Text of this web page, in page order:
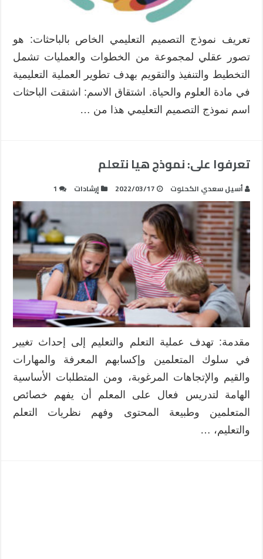
تعريف نموذج التصميم التعليمي الخاص بالباحثات: هو
تصور عقلي لمجموعة من الخطوات والعمليات تشمل
التخطيط والتنفيذ والتقويم بهدف تطوير العملية التعليمية
في مادة العلوم والحياة. اشتقاق الاسم: اشتقت الباحثات
اسم نموذج التصميم التعليمي هذا من …
تعرفوا على: نموذج هيا نتعلم
أسيل سعدي الكحلوت 2022/03/17 إرشادات 1
مقدمة: تهدف عملية التعلم والتعليم إلى إحداث تغيير
في سلوك المتعلمين وإكسابهم المعرفة والمهارات
والقيم والإتجاهات المرغوبة، ومن المتطلبات الأساسية
الهامة لتدريس فعال على المعلم أن يفهم خصائص
المتعلمين وطبيعة المحتوى وفهم نظريات التعلم
والتعليم، …